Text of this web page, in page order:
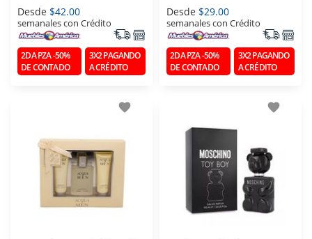
Desde $42.00
semanales con Crédito
2DA PZA -50%
DE CONTADO
3X2 PAGANDO
A CRÉDITO
Desde $29.00
semanales con Crédito
2DA PZA -50%
DE CONTADO
3X2 PAGANDO
A CRÉDITO
favorite favorite